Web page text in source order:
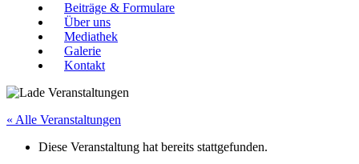
Beiträge & Formulare
Über uns
Mediathek
Galerie
Kontakt
« Alle Veranstaltungen
Diese Veranstaltung hat bereits stattgefunden.